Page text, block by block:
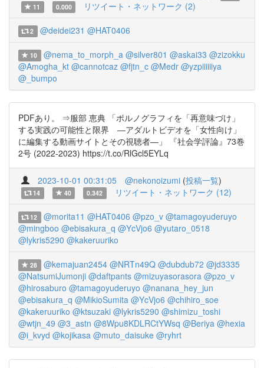
11
0.000 リツイート・ネットワーク (2)
2 @deidei231 @HAT0406
10 @nema_to_morph_a @silver801 @askai33 @zizokku
@Amogha_kt @cannotcaz @fjtn_c @Medr @yzpiiiiiiya
@_bumpo
PDFあり。 ⇒服部 恵典 「ポルノグラフィを「再意味づけ」
する実践の可能性と限界 ―アダルトビデオを「女性向け」
に編集する動画サイトとその視聴者―」 『社会学評論』73巻
2号 (2022-2023) https://t.co/RlGcl5EYLq
2023-10-01 00:31:05 @nekonoizumi (投稿一覧)
14 40 0.342 リツイート・ネットワーク (12)
12 @morita11 @HAT0406 @pzo_v @tamagoyuderuyo
@mingboo @ebisakura_q @YcVjo6 @yutaro_0518
@lykris5290 @kakeruuriko
28 @kemajuan2454 @NRTn49Q @dubdub72 @jd3335
@NatsumiJumonji @daftpants @mizuyasorasora @pzo_v
@hirosaburo @tamagoyuderuyo @nanana_hey_jun
@ebisakura_q @MikioSumita @YcVjo6 @chihiro_soe
@kakeruuriko @ktsuzaki @lykris5290 @shimizu_toshi
@wtjn_49 @3_astn @8Wpu8KDLRCtYWsq @Beriya @hexia
@i_kvyd @kojikasa @muto_daisuke @ryhrt